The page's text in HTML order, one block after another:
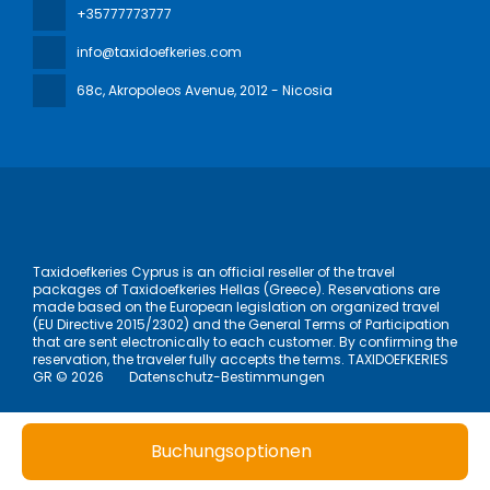
Buchungsoptionen
+35777773777
info@taxidoefkeries.com
68c, Akropoleos Avenue, 2012 - Nicosia
Taxidoefkeries Cyprus is an official reseller of the travel
packages of Taxidoefkeries Hellas (Greece). Reservations are
made based on the European legislation on organized travel
(EU Directive 2015/2302) and the General Terms of Participation
that are sent electronically to each customer. By confirming the
reservation, the traveler fully accepts the terms. TAXIDOEFKERIES
GR © 2026
Datenschutz-Bestimmungen